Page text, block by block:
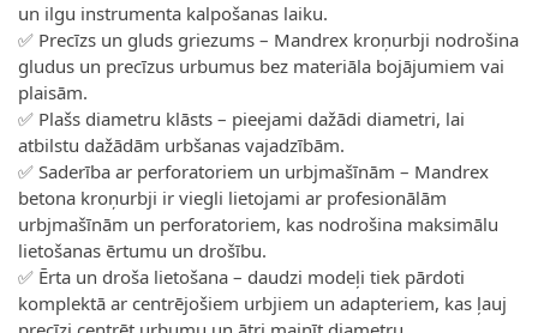
un ilgu instrumenta kalpošanas laiku.
✅ Precīzs un gluds griezums – Mandrex kroņurbji nodrošina
gludus un precīzus urbumus bez materiāla bojājumiem vai
plaisām.
✅ Plašs diametru klāsts – pieejami dažādi diametri, lai
atbilstu dažādām urbšanas vajadzībām.
✅ Saderība ar perforatoriem un urbjmašīnām – Mandrex
betona kroņurbji ir viegli lietojami ar profesionālām
urbjmašīnām un perforatoriem, kas nodrošina maksimālu
lietošanas ērtumu un drošību.
✅ Ērta un droša lietošana – daudzi modeļi tiek pārdoti
komplektā ar centrējošiem urbjiem un adapteriem, kas ļauj